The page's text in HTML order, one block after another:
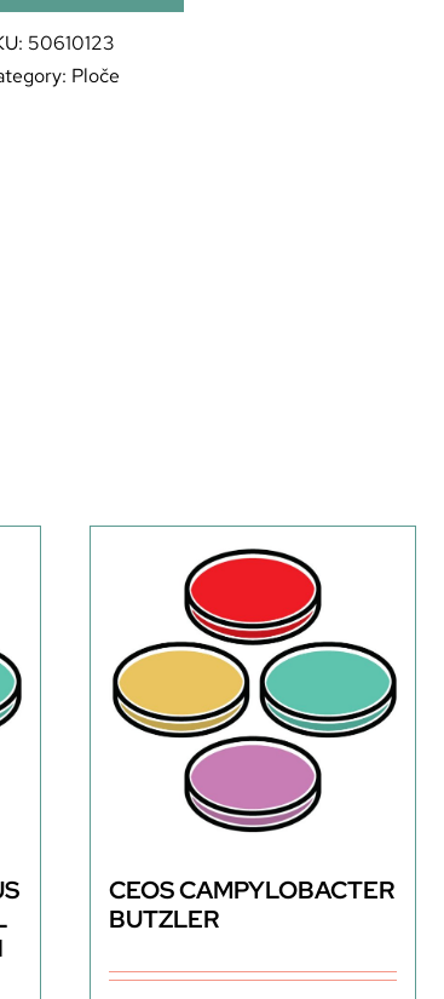
50610123
Ploče
CEOS CAMPYLOBACTER
BUTZLER